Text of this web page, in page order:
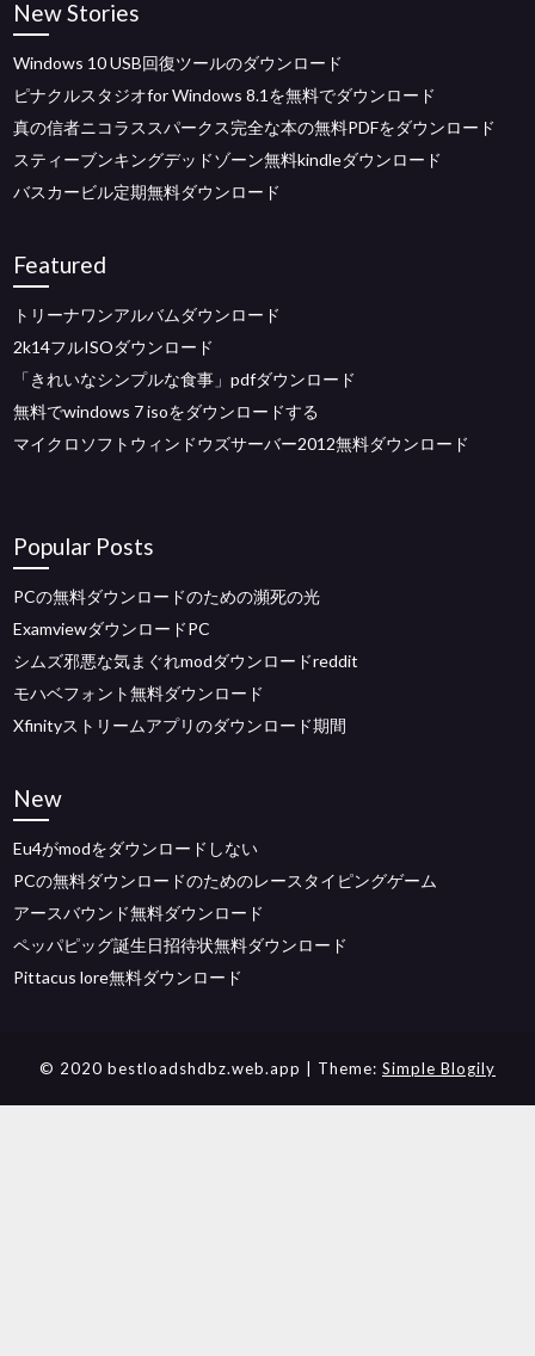
New Stories
Windows 10 USB回復ツールのダウンロード
ピナクルスタジオfor Windows 8.1を無料でダウンロード
真の信者ニコラススパークス完全な本の無料PDFをダウンロード
スティーブンキングデッドゾーン無料kindleダウンロード
バスカービル定期無料ダウンロード
Featured
トリーナワンアルバムダウンロード
2k14フルISOダウンロード
「きれいなシンプルな食事」pdfダウンロード
無料でwindows 7 isoをダウンロードする
マイクロソフトウィンドウズサーバー2012無料ダウンロード
Popular Posts
PCの無料ダウンロードのための瀕死の光
ExamviewダウンロードPC
シムズ邪悪な気まぐれmodダウンロードreddit
モハベフォント無料ダウンロード
Xfinityストリームアプリのダウンロード期間
New
Eu4がmodをダウンロードしない
PCの無料ダウンロードのためのレースタイピングゲーム
アースバウンド無料ダウンロード
ペッパピッグ誕生日招待状無料ダウンロード
Pittacus lore無料ダウンロード
© 2020 bestloadshdbz.web.app | Theme: Simple Blogily